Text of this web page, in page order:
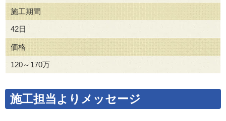
施工期間
42日
価格
120～170万
施工担当よりメッセージ